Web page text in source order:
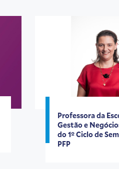
Professora da
Gestão e
do 1º Ciclo de
PFP